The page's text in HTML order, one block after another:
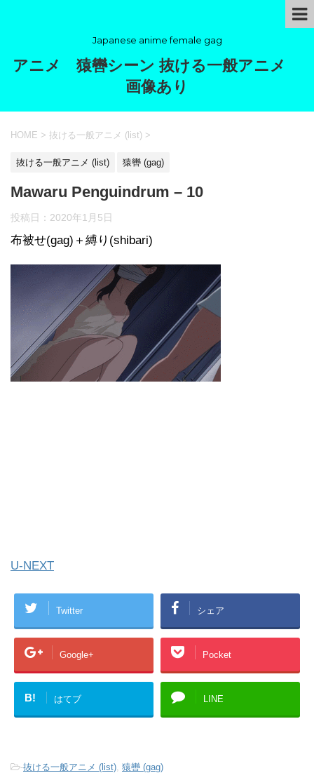
Japanese anime female gag
アニメ 猿轡シーン 抜ける一般アニメ
画像あり
HOME > 抜ける一般アニメ (list) >
抜ける一般アニメ (list) 猿轡 (gag)
Mawaru Penguindrum – 10
投稿日： 2020年1月5日
布被せ(gag)＋縛り(shibari)
U-NEXT
Twitter シェア
Google+ Pocket
B! はてブ LINE
-抜ける一般アニメ (list), 猿轡 (gag)